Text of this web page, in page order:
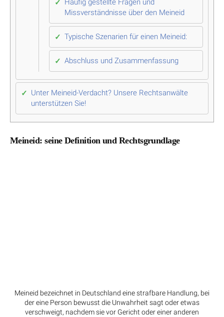
Häufig gestellte Fragen und
Missverständnisse über den Meineid
Typische Szenarien für einen Meineid:
Abschluss und Zusammenfassung
Unter Meineid-Verdacht? Unsere Rechtsanwälte
unterstützen Sie!
Meineid: seine Definition und Rechtsgrundlage
Meineid bezeichnet in Deutschland eine strafbare Handlung, bei
der eine Person bewusst die Unwahrheit sagt oder etwas
verschweigt, nachdem sie vor Gericht oder einer anderen